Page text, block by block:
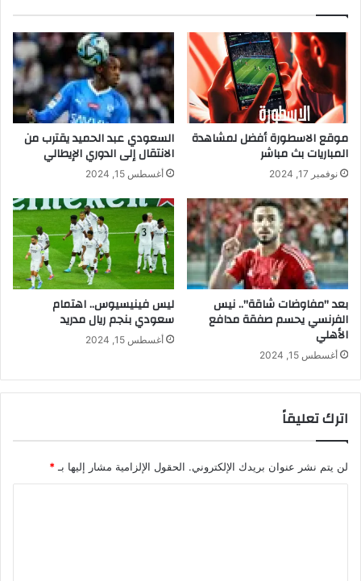
ر
ك
ت
ع
م
ت
ف
ا
ؤ
ل
ل
م
س
ث
ر
ف
ي
موقع الاسطورة أفضل لمشاهدة
المباريات بث مباشر
نوفمبر 17, 2024
السعودي عبد الحميد يقترب من
الانتقال إلى الدوري الإيطالي
أغسطس 15, 2024
بعد "مفاوضات شاقة".. نيس
الفرنسي يحسم صفقة مدافع
الأهلي
أغسطس 15, 2024
ليس فينيسيوس.. اهتمام
سعودي بنجم ريال مدريد
أغسطس 15, 2024
اترك تعليقاً
لن يتم نشر عنوان بريدك الإلكتروني. الحقول الإلزامية مشار إليها بـ *